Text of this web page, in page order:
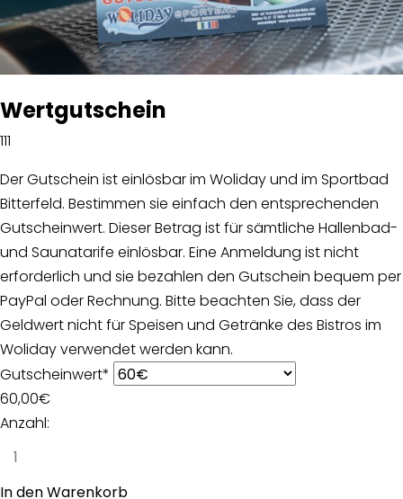
Wertgutschein
111
Der Gutschein ist einlösbar im Woliday und im Sportbad
Bitterfeld. Bestimmen sie einfach den entsprechenden
Gutscheinwert. Dieser Betrag ist für sämtliche Hallenbad-
und Saunatarife einlösbar. Eine Anmeldung ist nicht
erforderlich und sie bezahlen den Gutschein bequem per
PayPal oder Rechnung. Bitte beachten Sie, dass der
Geldwert nicht für Speisen und Getränke des Bistros im
Woliday verwendet werden kann.
Gutscheinwert*
60,00€
Anzahl: